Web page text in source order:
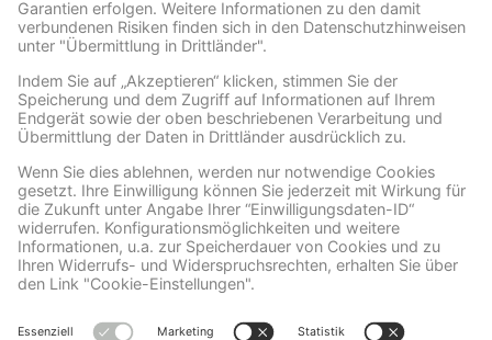
Wir benötigen Ihre Zustimmung, um den Facebook
Social Plugins-Service zu laden!
Wir verwenden Facebook Social Plugins, um
Inhalte einzubetten. Dieser Service kann
Daten zu Ihren Aktivitäten sammeln. Bitte
lesen Sie die Details durch und stimmen Sie
der Nutzung des Service zu, um diese
Inhalte anzuzeigen.
Mehr Informationen
Akzeptieren